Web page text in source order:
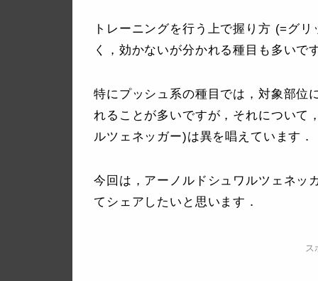
トレーニングを行う上で握り方 (=グ
く，効かないが分かれる種目も多いで
特にプッシュ系の種目では，対象部位
れることが多いですが，それについ
ルツェネッガー)は異を唱えています．
今回は，アーノルドシュワルツェネッ
てシェアしたいと思います．
ス